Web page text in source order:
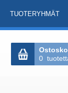
TUOTERYHMÄT
0